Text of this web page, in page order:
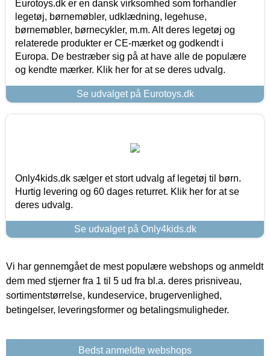
Eurotoys.dk er en dansk virksomhed som forhandler
legetøj, børnemøbler, udklædning, legehuse,
børnemøbler, børnecykler, m.m. Alt deres legetøj og
relaterede produkter er CE-mærket og godkendt i
Europa. De bestræber sig på at have alle de populære
og kendte mærker. Klik her for at se deres udvalg.
Se udvalget på Eurotoys.dk
Only4kids.dk sælger et stort udvalg af legetøj til børn.
Hurtig levering og 60 dages returret. Klik her for at se
deres udvalg.
Se udvalget på Only4kids.dk
Vi har gennemgået de mest populære webshops og anmeldt
dem med stjerner fra 1 til 5 ud fra bl.a. deres prisniveau,
sortimentstørrelse, kundeservice, brugervenlighed,
betingelser, leveringsformer og betalingsmuligheder.
Bedst anmeldte webshops